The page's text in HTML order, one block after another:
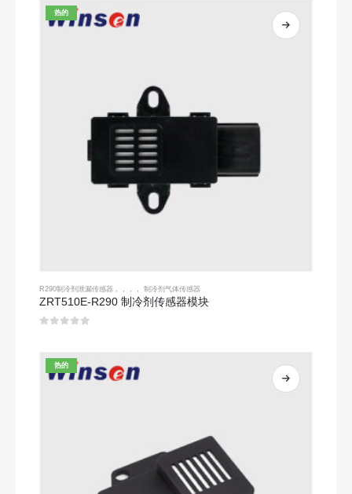
热的
R290制冷剂泄漏传感器 ，，，， 制冷剂气体传感器
ZRT510E-R290 制冷剂传感器模块
热的